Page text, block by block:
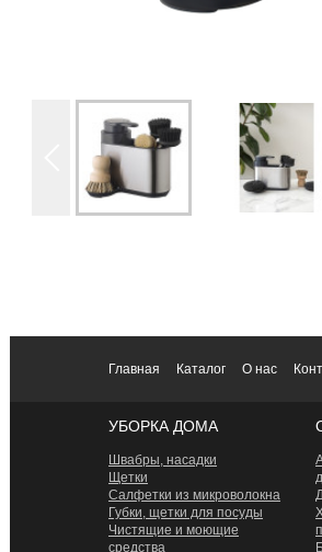
Главная Каталог О нас
УБОРКА ДОМА
Швабры, насадки
Щетки
Салфетки из микроволокна
Губки, щетки для посуды
Чистящие и моющие
средства